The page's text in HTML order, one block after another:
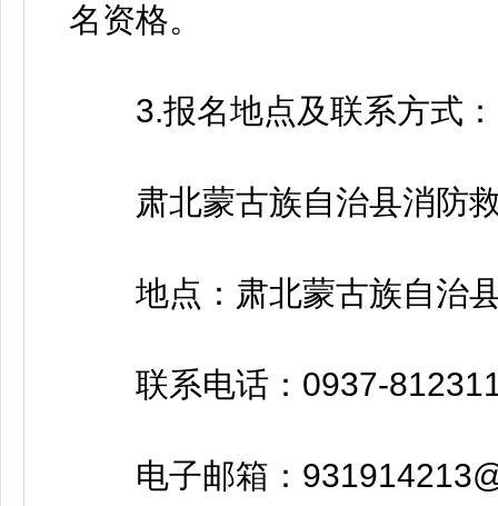
名资格。
3.报名地点及联系方式：
肃北蒙古族自治县消防
地点：肃北蒙古族自治
联系电话：0937-
电子邮箱：